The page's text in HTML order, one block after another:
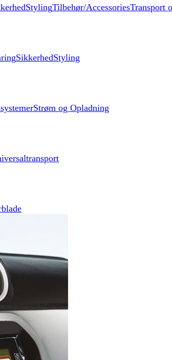
StylingTilbehør/AccessoriesTransport
SikkerhedStyling
Strøm og Opladning